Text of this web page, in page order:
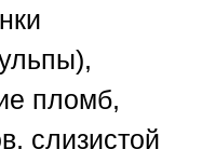
пломб,
слизистой